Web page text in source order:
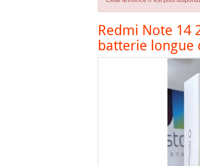
Redmi Note 14
batterie longue